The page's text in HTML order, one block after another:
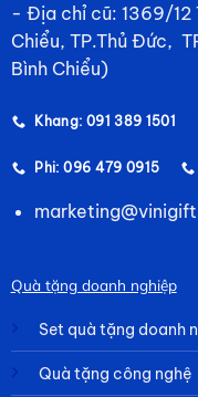
- Địa chỉ cũ: 1369/12
Chiểu, TP.Thủ Đức,
Bình Chiểu)
Khang: 091 389 1501
Phi: 096 479 0915
Quà tặng doanh nghiệp
Set quà tặng doanh
Quà tặng công nghệ